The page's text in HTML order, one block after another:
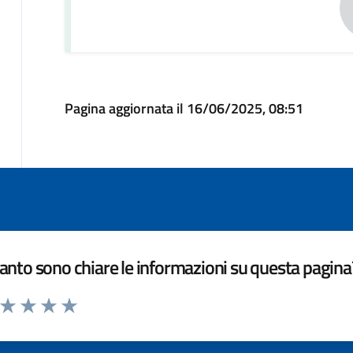
Pagina aggiornata il 16/06/2025, 08:51
sono chiare le informazioni su questa
da 1 a 5 stelle la pagina